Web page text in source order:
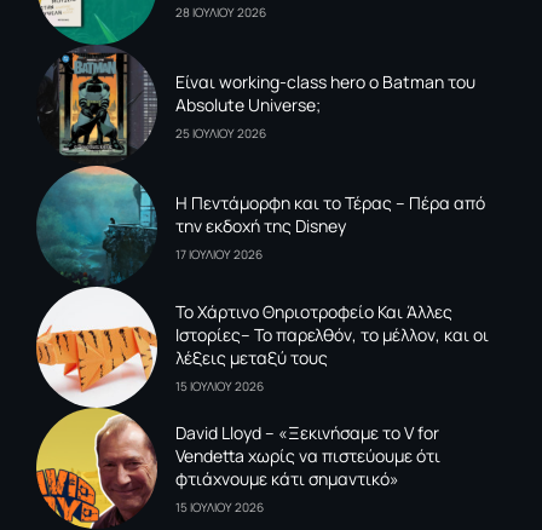
28 ΙΟΥΛΙΟΥ 2026
Είναι working-class hero ο Batman του
Absolute Universe;
25 ΙΟΥΛΙΟΥ 2026
Η Πεντάμορφη και το Τέρας – Πέρα από
την εκδοχή της Disney
17 ΙΟΥΛΙΟΥ 2026
To Xάρτινο Θηριοτροφείο Και Άλλες
Ιστορίες– Το παρελθόν, το μέλλον, και οι
λέξεις μεταξύ τους
15 ΙΟΥΛΙΟΥ 2026
David Lloyd – «Ξεκινήσαμε το V for
Vendetta χωρίς να πιστεύουμε ότι
φτιάχνουμε κάτι σημαντικό»
15 ΙΟΥΛΙΟΥ 2026